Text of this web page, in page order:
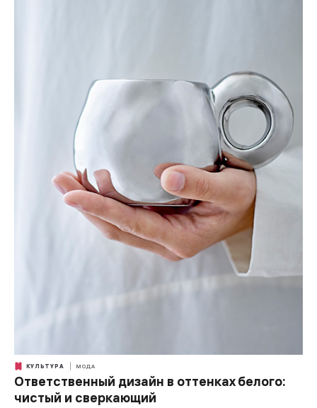
КУЛЬТУРА МОДА
Ответственный дизайн в оттенках белого:
чистый и сверкающий